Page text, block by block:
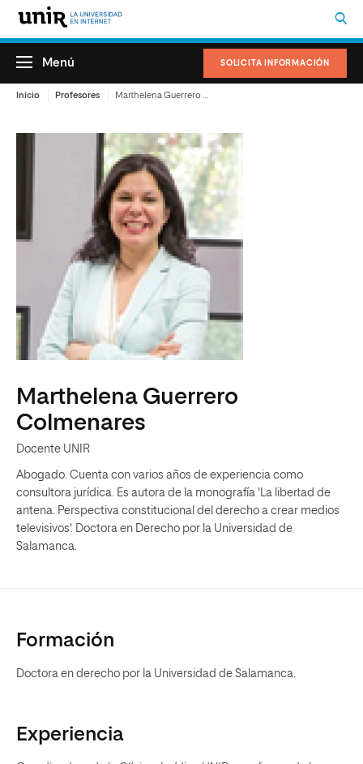
SOLICITA INFORMACIÓN
Menú
Inicio Profesores
Marthelena Guerrero
Colmenares
Docente UNIR
Abogado. Cuenta con varios años de experiencia como
consultora jurídica. Es autora de la monografía 'La libertad de
antena. Perspectiva constitucional del derecho a crear medios
televisivos'. Doctora en Derecho por la Universidad de
Salamanca.
Formación
Doctora en derecho por la Universidad de Salamanca.
Experiencia